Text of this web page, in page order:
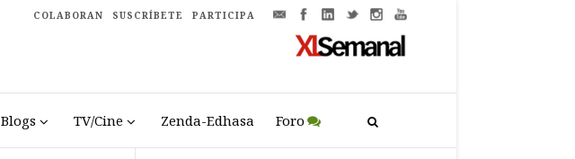
COLABORAN SUSCRÍBETE PARTICIPA
Blogs TV/Cine Zenda-Edhasa Foro